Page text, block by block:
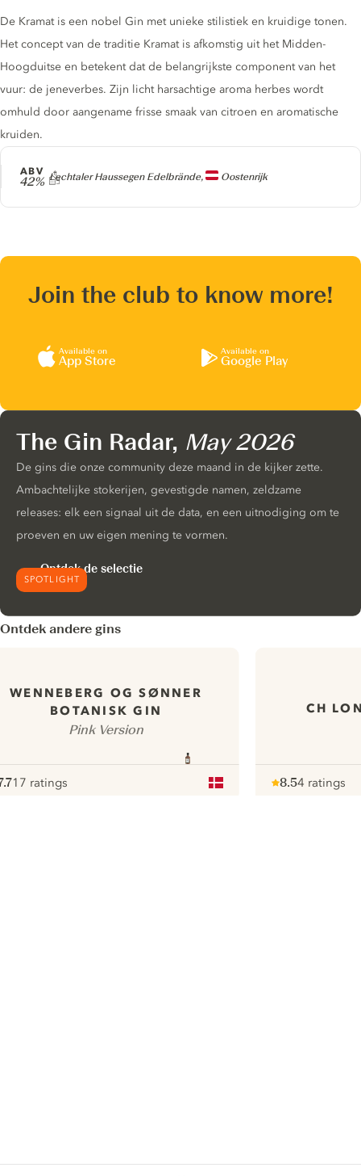
Producer
Lechtaler Haussegen Edelbrände, Oostenrijk
ABV
42%
Gin description
De Kramat is een nobel Gin met unieke stilistiek en kruidige tonen.
Het concept van de traditie Kramat is afkomstig uit het Midden-
Hoogduitse en betekent dat de belangrijkste component van het
vuur: de jeneverbes. Zijn licht harsachtige aroma herbes wordt
omhuld door aangename frisse smaak van citroen en aromatische
kruiden.
Join the club to know more!
Available on
App Store
Available on
Google Play
SPOTLIGHT
The Gin Radar, May 2026
De gins die onze community deze maand in de kijker zette.
Ambachtelijke stokerijen, gevestigde namen, zeldzame
releases: elk een signaal uit de data, en een uitnodiging om te
proeven en uw eigen mening te vormen.
Ontdek de selectie
Ontdek andere gins
WENNEBERG OG SØNNER
BOTANISK GIN
Pink Version
17 ratings
CH
8.54 ratings